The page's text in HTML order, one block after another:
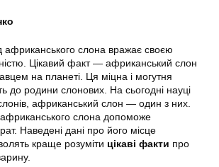
африканського слона вражає своєю
Цікавий факт — африканський слон
на планеті. Ця міцна і могутня
до родини слонових. На сьогодні науці
африканський слон — один з них.
слона допоможе
Наведені дані про його місце
краще розуміти цікаві факти про